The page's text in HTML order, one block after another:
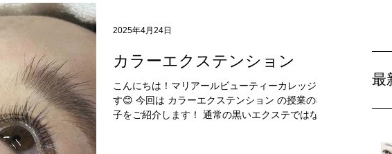
カラーエクステンション
こんにちは！マリアールビューティーカレッジで
す😊 今回は カラーエクステンション の授業の様
子をご紹介します！ 通常の黒いエクステではなく
2025年4月24日
最